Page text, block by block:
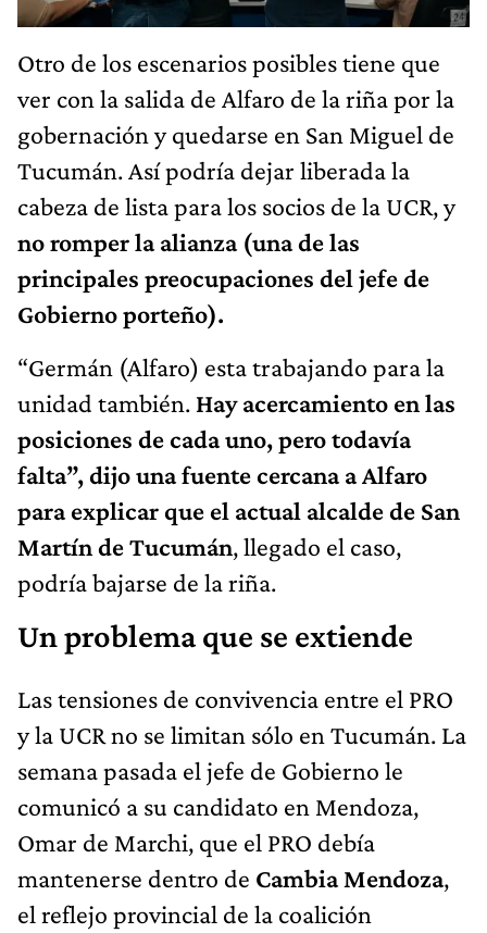
Otro de los escenarios posibles tiene que
ver con la salida de Alfaro de la riña por la
gobernación y quedarse en San Miguel de
Tucumán. Así podría dejar liberada la
cabeza de lista para los socios de la UCR, y
no romper la alianza (una de las
principales preocupaciones del jefe de
Gobierno porteño).
“Germán (Alfaro) esta trabajando para la
unidad también. Hay acercamiento en las
posiciones de cada uno, pero todavía
falta”, dijo una fuente cercana a Alfaro
para explicar que el actual alcalde de San
Martín de Tucumán, llegado el caso,
podría bajarse de la riña.
Un problema que se extiende
Las tensiones de convivencia entre el PRO
y la UCR no se limitan sólo en Tucumán. La
semana pasada el jefe de Gobierno le
comunicó a su candidato en Mendoza,
Omar de Marchi, que el PRO debía
mantenerse dentro de Cambia Mendoza,
el reflejo provincial de la coalición